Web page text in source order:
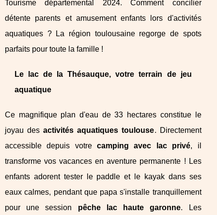
Tourisme départemental 2024. Comment concilier
détente parents et amusement enfants lors d'activités
aquatiques ? La région toulousaine regorge de spots
parfaits pour toute la famille !
Le lac de la Thésauque, votre terrain de jeu
aquatique
Ce magnifique plan d'eau de 33 hectares constitue le
joyau desactivités aquatiques toulouse. Directement
accessible depuis votrecamping avec lac privé, il
transforme vos vacances en aventure permanente ! Les
enfants adorent tester le paddle et le kayak dans ses
eaux calmes, pendant que papa s'installe tranquillement
pour une session pêche lac haute garonne. Les